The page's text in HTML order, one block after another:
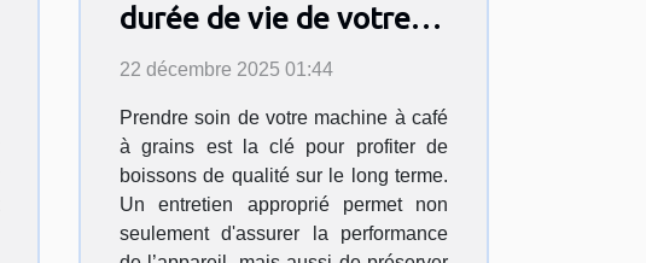
durée de vie de votre
machine à café à grains
22 décembre 2025 01:44
Prendre soin de votre machine à café
à grains est la clé pour profiter de
boissons de qualité sur le long terme.
Un entretien approprié permet non
seulement d'assurer la performance